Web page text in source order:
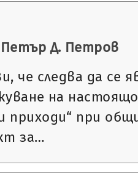
Д. Петров
че следва да се
на
приходи“ при
за…